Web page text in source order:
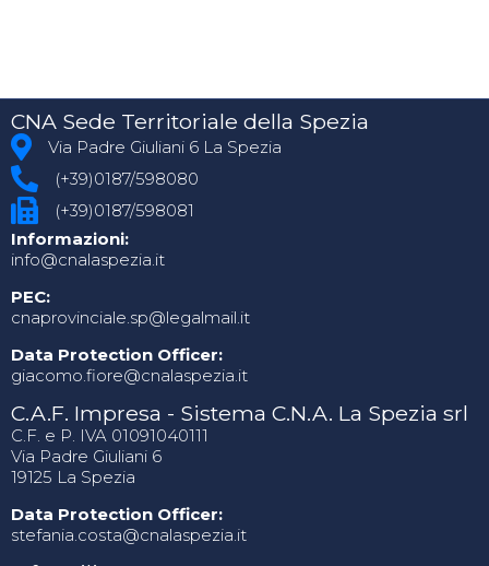
CNA Sede Territoriale della Spezia
Via Padre Giuliani 6 La Spezia
(+39)0187/598080
(+39)0187/598081
Informazioni:
info@cnalaspezia.it
PEC:
cnaprovinciale.sp@legalmail.it
Data Protection Officer:
giacomo.fiore@cnalaspezia.it
C.A.F. Impresa - Sistema C.N.A. La Spezia srl
C.F. e P. IVA 01091040111
Via Padre Giuliani 6
19125 La Spezia
Data Protection Officer:
stefania.costa@cnalaspezia.it